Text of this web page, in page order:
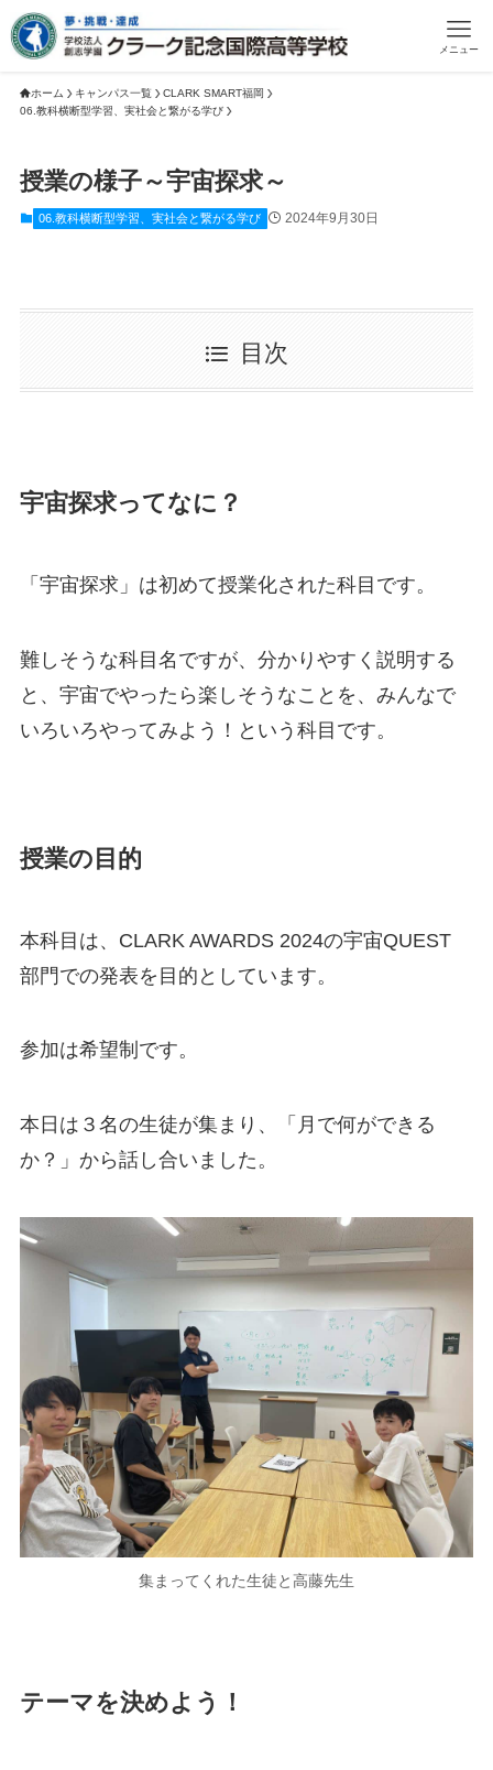
メニュー
ホーム キャンパス一覧
CLARK SMART福岡
06.教科横断型学習、実社会と繋がる学び
授業の様子～宇宙探求～
06.教科横断型学習、実社会と繋がる学び 2024年9月30日
目次
宇宙探求ってなに？
「宇宙探求」は初めて授業化された科目です。
難しそうな科目名ですが、分かりやすく説明する
と、宇宙でやったら楽しそうなことを、みんなで
いろいろやってみよう！という科目です。
授業の目的
本科目は、CLARK AWARDS 2024の宇宙QUEST
部門での発表を目的としています。
参加は希望制です。
本日は３名の生徒が集まり、「月で何ができる
か？」から話し合いました。
集まってくれた生徒と高藤先生
テーマを決めよう！